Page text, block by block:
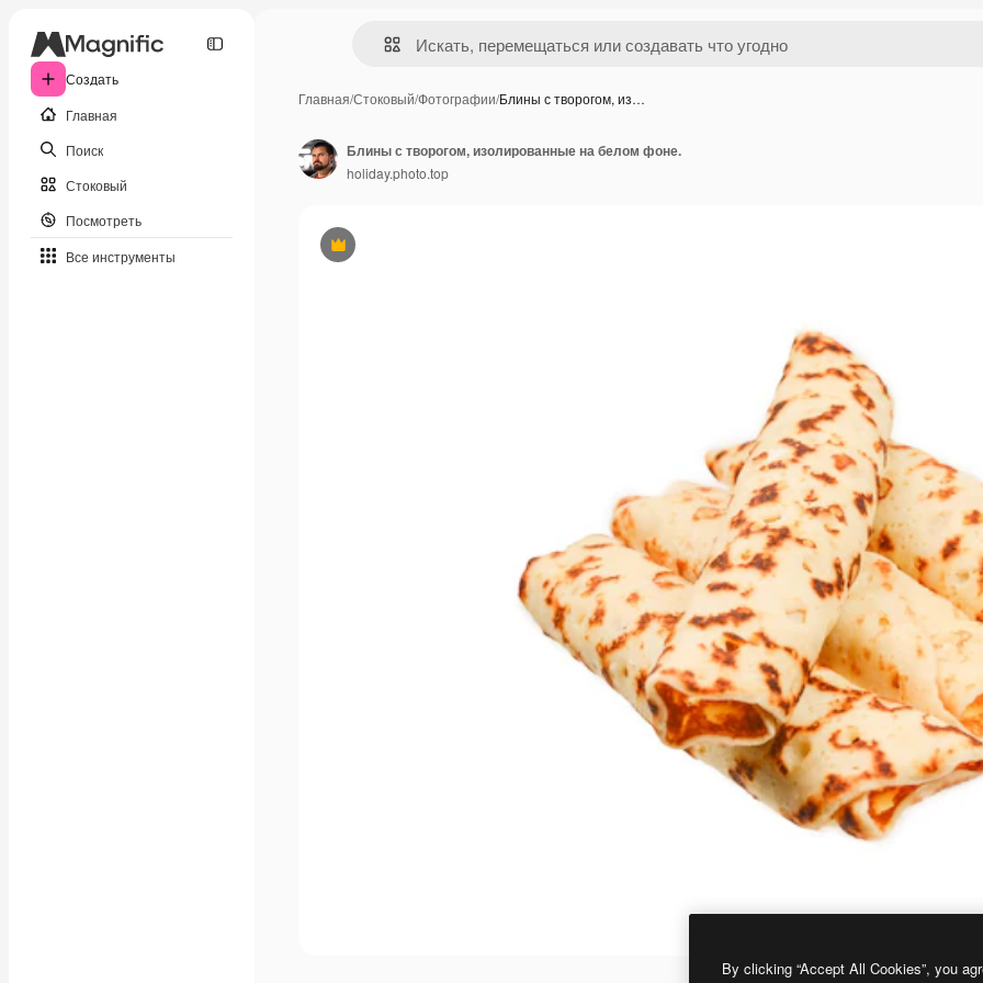
Создать
Главная
Поиск
Стоковый
Посмотреть
Все инструменты
Главная/Стоковый/Фотографии/Блины с творогом, из…
Премиум
Блины с творогом, изолированные на белом фоне.
holiday.photo.top
By clicking “Accept All Cookies”, you